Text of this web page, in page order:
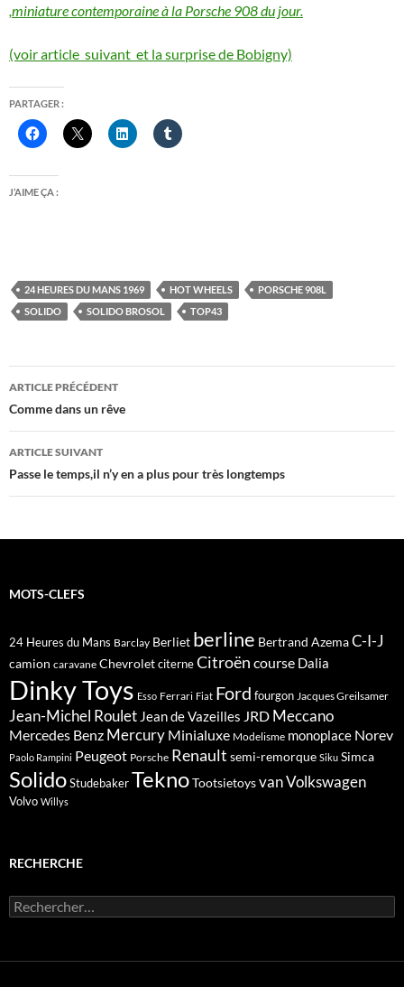
,miniature contemporaine à la Porsche 908 du jour.
(voir article suivant et la surprise de Bobigny)
PARTAGER :
J’AIME ÇA :
24 HEURES DU MANS 1969 HOT WHEELS
PORSCHE 908L
SOLIDO
SOLIDO BROSOL TOP43
Navigation
des
articles
ARTICLE PRÉCÉDENT
Comme dans un rêve
ARTICLE SUIVANT
Passe le temps,il n’y en a plus pour très longtemps
MOTS-CLEFS
24 Heures du Mans Barclay Berliet berline Bertrand AzemaC-I-J
camion caravane ChevroletciterneCitroën course Dalia
Dinky Toys Esso Ferrari Fiat Ford fourgon Jacques Greilsamer
Jean-Michel Roulet Jean de Vazeilles JRD Meccano
Mercedes Benz Mercury Minialuxe Modelisme monoplace Norev
Paolo Rampini Peugeot Porsche Renault semi-remorque Siku Simca
SolidoStudebakerTeknoTootsietoysvanVolkswagen
Volvo Willys
RECHERCHE
Rechercher :